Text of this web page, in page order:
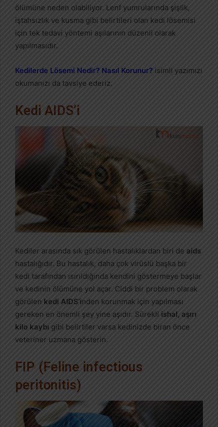
ölümüne neden olabiliyor. Lenf yumrularında şişlik,
iştahsızlık ve kusma gibi belirtileri olan kedi lösemisi
için tek tedavi yöntemi aşılarının düzenli olarak
yapılmasıdır.
Kedilerde Lösemi Nedir? Nasıl Korunur? isimli yazımızı
okumanızı da tavsiye ederiz.
Kedi AIDS’i
Kediler arasında sık görülen hastalıklardan biri de aids
hastalığıdır. Bu hastalık, daha çok virüslü başka bir
kedi tarafından ısırıldığında kendini göstermeye başlar
ve kedinin ölümüne yol açar. Ciddi bir problem olarak
görülen kedi AIDS’inden korunmak için yapılması
gereken en önemli şey yine aşıdır. Sürekli ishal, aşırı
kilo kaybı gibi belirtiler varsa kedinizde biran önce
veteriner uzmana gösterin.
FIP (Feline infectious
peritonitis)